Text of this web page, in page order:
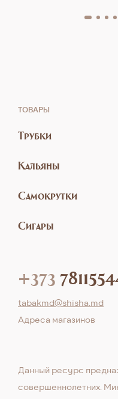
ТОВАРЫ
Трубки
Кальяны
Самокрутки
Сигары
+373
tabakmd@shisha.md
Aдреса магазинов
Данный ресурс
совершеннолетних.